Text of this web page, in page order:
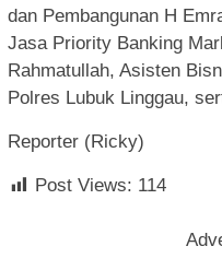
dan Pembangunan H
Jasa Priority Banking
Rahmatullah, Asisten
Polres Lubuk Linggau,
Reporter (Ricky)
Post Views: 114